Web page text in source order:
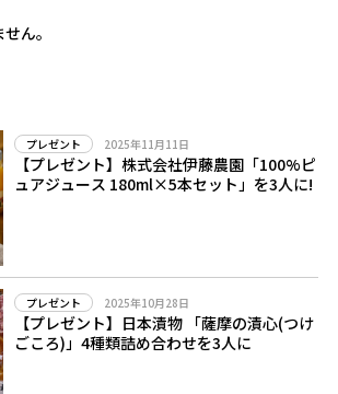
ん。
プレゼント 2025年11月11日
【プレゼント】株式会社伊藤農園「100%ピ
ュアジュース 180ml×5本セット」を3人に!
プレゼント 2025年10月28日
【プレゼント】日本漬物 「薩摩の漬心(つけ
ごころ)」4種類詰め合わせを3人に